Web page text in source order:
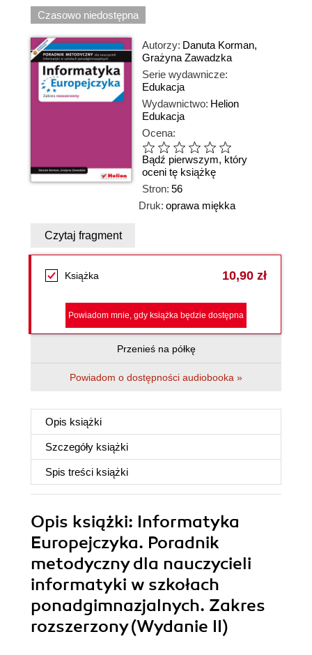
Czasowo niedostępna
Autorzy: Danuta Korman,
Grażyna Zawadzka
Serie wydawnicze:
Edukacja
Wydawnictwo: Helion
Edukacja
Ocena:
Bądź pierwszym, który
oceni tę książkę
Stron: 56
Druk: oprawa miękka
Czytaj fragment
Książka 10,90 zł
Powiadom mnie, gdy książka będzie dostępna
Przenieś na półkę
Powiadom o dostępności audiobooka »
Opis książki
Szczegóły książki
Spis treści książki
Opis książki: Informatyka
Europejczyka. Poradnik
metodyczny dla nauczycieli
informatyki w szkołach
ponadgimnazjalnych. Zakres
rozszerzony (Wydanie II)